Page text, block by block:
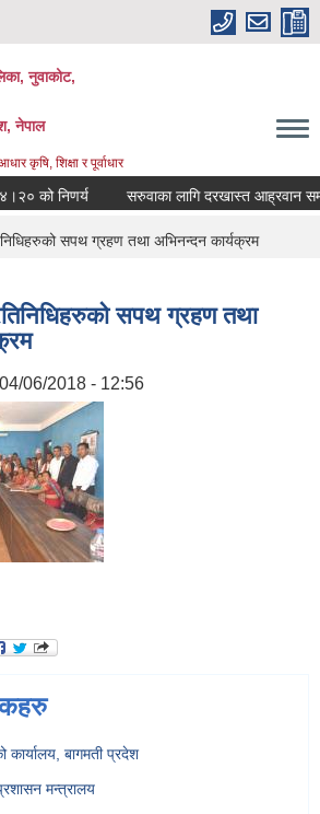
नुवाकोट,
नेपाल
कृषि, शिक्षा र पूर्वाधार
को निणर्य सरुवाका लागि दरखास्त आह्रवान
सपथ ग्रहण तथा अभिनन्दन कार्यक्रम
सपथ ग्रहण तथा
06/2018 - 12:56
कार्यालय, बागमती प्रदेश
मन्त्रालय